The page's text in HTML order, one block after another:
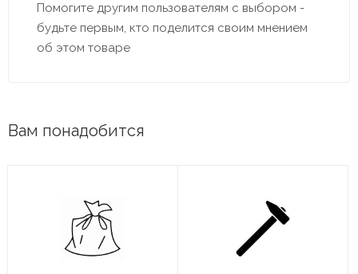
Помогите другим пользователям с выбором -
будьте первым, кто поделится своим мнением
об этом товаре
Вам понадобится